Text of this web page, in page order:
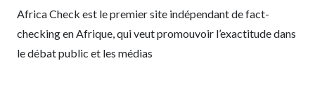
Africa Check est le premier site indépendant de fact-
checking en Afrique, qui veut promouvoir l’exactitude dans
le débat public et les médias